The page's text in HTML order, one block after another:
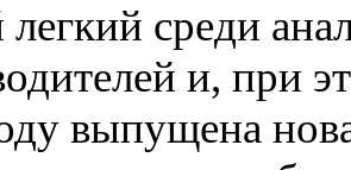
среди
и, при
выпущена